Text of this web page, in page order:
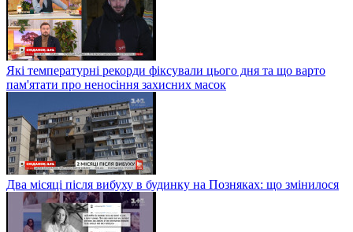
Які температурні рекорди фіксували цього дня та що варто
пам'ятати про неносіння захисних масок
Два місяці після вибуху в будинку на Позняках: що змінилося